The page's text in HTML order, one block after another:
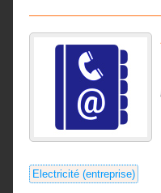
Electricité (entreprise)